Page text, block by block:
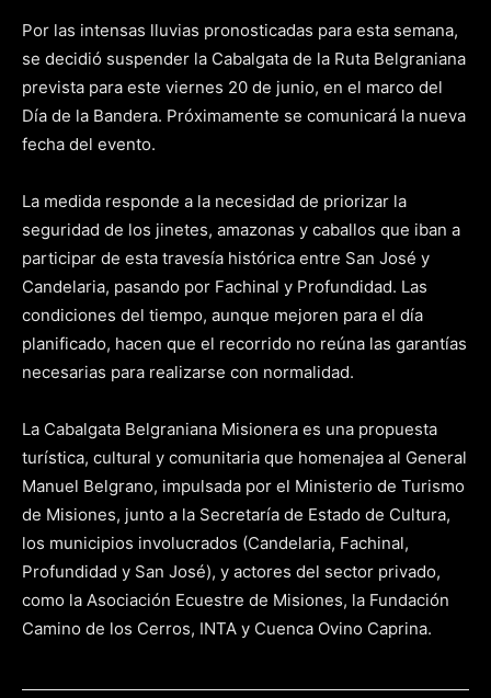
Por las intensas lluvias pronosticadas para esta semana,
se decidió suspender la Cabalgata de la Ruta Belgraniana
prevista para este viernes 20 de junio, en el marco del
Día de la Bandera. Próximamente se comunicará la nueva
fecha del evento.
La medida responde a la necesidad de priorizar la
seguridad de los jinetes, amazonas y caballos que iban a
participar de esta travesía histórica entre San José y
Candelaria, pasando por Fachinal y Profundidad. Las
condiciones del tiempo, aunque mejoren para el día
planificado, hacen que el recorrido no reúna las garantías
necesarias para realizarse con normalidad.
La Cabalgata Belgraniana Misionera es una propuesta
turística, cultural y comunitaria que homenajea al General
Manuel Belgrano, impulsada por el Ministerio de Turismo
de Misiones, junto a la Secretaría de Estado de Cultura,
los municipios involucrados (Candelaria, Fachinal,
Profundidad y San José), y actores del sector privado,
como la Asociación Ecuestre de Misiones, la Fundación
Camino de los Cerros, INTA y Cuenca Ovino Caprina.